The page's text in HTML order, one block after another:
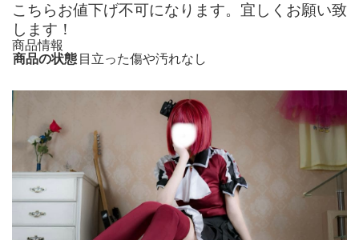
こちらお値下げ不可になります。宜しくお願い致
します！
商品情報
商品の状態 目立った傷や汚れなし